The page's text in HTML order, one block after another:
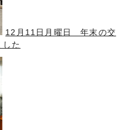
12月11日月曜日 年末の交
した